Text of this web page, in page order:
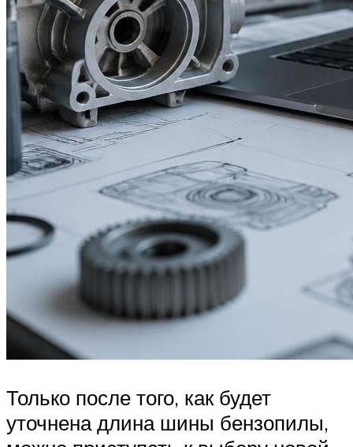
Только после того, как будет
уточнена длина шины бензопилы,